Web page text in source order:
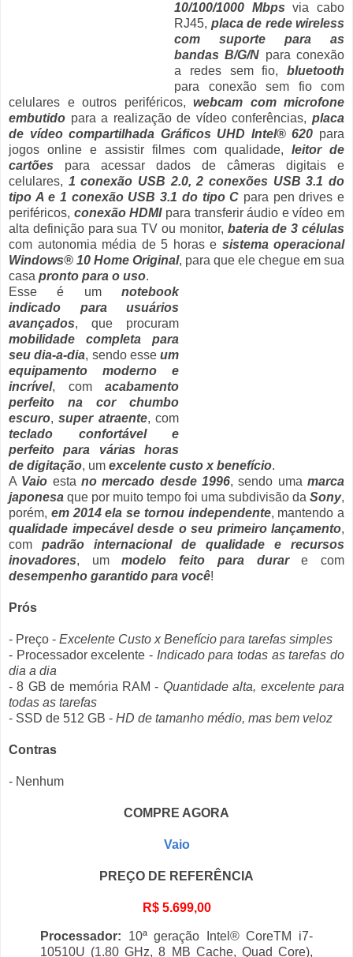
10/100/1000 Mbps via cabo
RJ45, placa de rede wireless
com suporte para as
bandas B/G/N para conexão
a redes sem fio, bluetooth
para conexão sem fio com
celulares e outros periféricos, webcam com microfone
embutido para a realização de vídeo conferências, placa
de vídeo compartilhada Gráficos UHD Intel® 620 para
jogos online e assistir filmes com qualidade, leitor de
cartões para acessar dados de câmeras digitais e
celulares, 1 conexão USB 2.0, 2 conexões USB 3.1 do
tipo A e 1 conexão USB 3.1 do tipo C para pen drives e
periféricos, conexão HDMIpara transferir áudio e vídeo em
alta definição para sua TV ou monitor, bateria de 3 células
com autonomia média de 5 horas e sistema operacional
Windows® 10 Home Original, para que ele chegue em sua
casa pronto para o uso.
Esse é um notebook
indicado para usuários
avançados, que procuram
mobilidade completa para
seu dia-a-dia, sendo esse um
equipamento moderno e
incrível, com acabamento
perfeito na cor chumbo
escuro,super atraente, com
teclado confortável e
perfeito para várias horas
de digitação, um excelente custo x benefício.
A Vaio estano mercado desde 1996, sendo umamarca
japonesa que por muito tempo foi uma subdivisão da Sony,
porém, em 2014 ela se tornou independente, mantendo a
qualidade impecável desde o seu primeiro lançamento,
com padrão internacional de qualidade e recursos
inovadores, ummodelo feito para durare com
desempenho garantido para você!
Prós
- Preço - Excelente Custo x Benefício para tarefas simples
- Processador excelente - Indicado para todas as tarefas do
dia a dia
- 8 GB de memória RAM - Quantidade alta, excelente para
todas as tarefas
- SSD de 512 GB - HD de tamanho médio, mas bem veloz
Contras
- Nenhum
COMPRE AGORA
Vaio
PREÇO DE REFERÊNCIA
R$ 5.699,00
Processador: 10ª geração Intel® CoreTM i7-
10510U (1.80 GHz, 8 MB Cache, Quad Core),